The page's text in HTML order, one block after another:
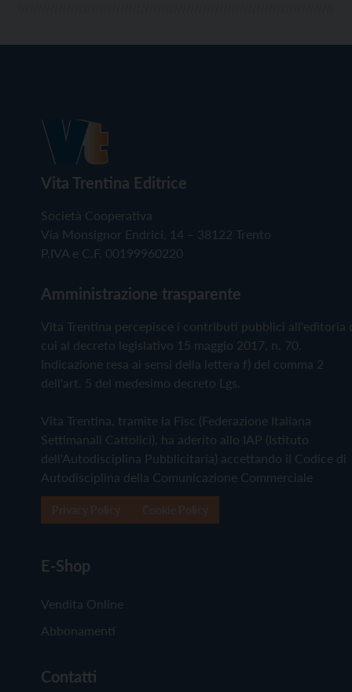
Vita Trentina Editrice
Società Cooperativa
Via Monsignor Endrici, 14 – 38122 Trento
P.IVA e C.F. 00199960220
Amministrazione trasparente
Vita Trentina percepisce i contributi pubblici all'editoria
cui al decreto legislativo 15 maggio 2017, n. 70.
Indicazione resa ai sensi della lettera f) del comma 2
dell'art. 5 del medesimo decreto Lgs.
Vita Trentina, tramite la Fisc (Federazione Italiana
Settimanali Cattolici), ha aderito allo IAP (Istituto
dell'Autodisciplina Pubblicitaria) accettando il Codice di
Autodisciplina della Comunicazione Commerciale
E-Shop
Vendita Online
Abbonamenti
Contatti